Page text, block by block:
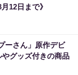
12日まで》
ーさん」原作デビ
グッズ付きの商品